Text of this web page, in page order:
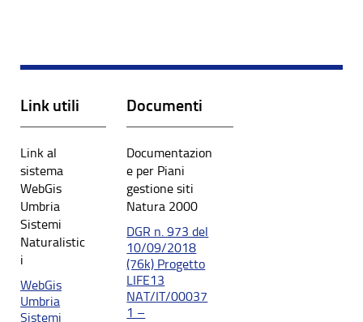
Link utili
Link al
sistema
WebGis
Umbria
Sistemi
Naturalistic
i
WebGis
Umbria
Sistemi
Documenti
Documentazion
e per Piani
gestione siti
Natura 2000
DGR n. 973 del
10/09/2018
(76k) Progetto
LIFE13
NAT/IT/00037
1 –